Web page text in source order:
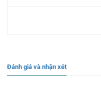
Đánh giá và nhận xét